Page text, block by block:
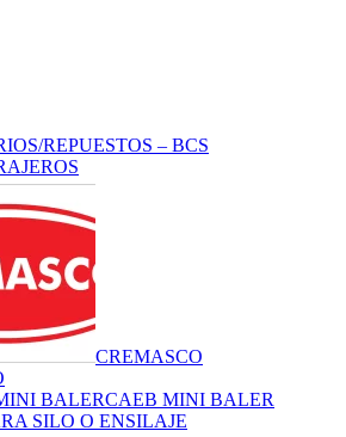
REPUESTOS – BCS
CREMASCO
CAEB MINI BALER
SILO O ENSILAJE